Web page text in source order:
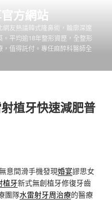
方網站
友熱議韓式隆鼻術，輪廓深邃
平均逾18年整形資歷，全整形
值得託付。專任麻醉科醫師全
植牙快速減肥普
意間滑手機發現婚宴謬思女
植牙新式無創植牙修復牙齒
團隊水雷射牙周治療的醫療